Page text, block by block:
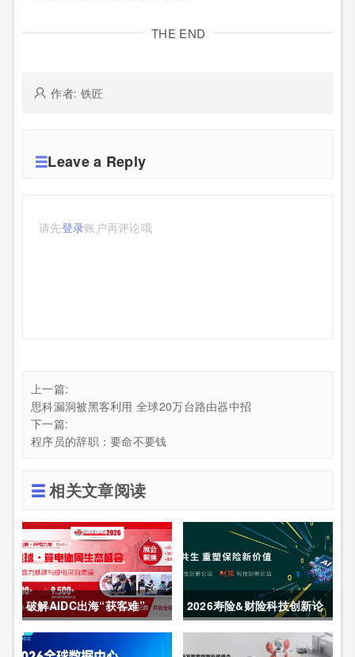
THE END
作者: 铁匠
Leave a Reply
请先登录账户再评论哦
上一篇:
思科漏洞被黑客利用 全球20万台路由器中招
下一篇:
程序员的辞职：要命不要钱
相关文章阅读
破解AIDC出海“获客难”
CDCE2026数据中心展
2026寿险&财险科技创新论
坛圆满举办